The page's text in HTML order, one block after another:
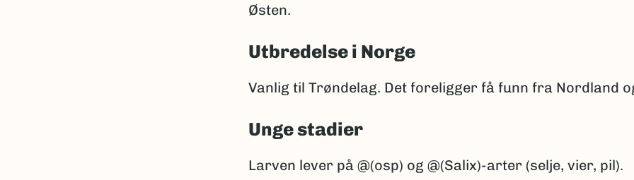
Østen.
Utbredelse i Norge
Vanlig til Trøndelag. Det foreligger få funn fra Nordland
Unge stadier
Larven lever på @(osp) og @(Salix)-arter (selje, vier, pil).